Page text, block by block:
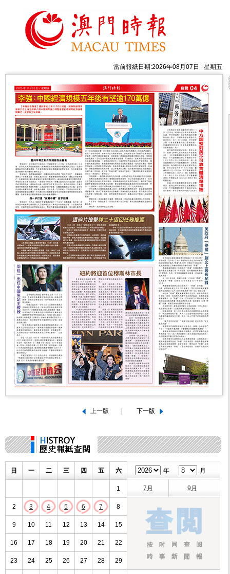
當前報紙日期:2026年08月07日 星期五
日 一 二 三 四 五 六
1
2 3 4 5 6 7 8
9 10 11 12 13 14 15
16 17 18 19 20 21 22
23 24 25 26 27 28 29
年 月
7月 9月